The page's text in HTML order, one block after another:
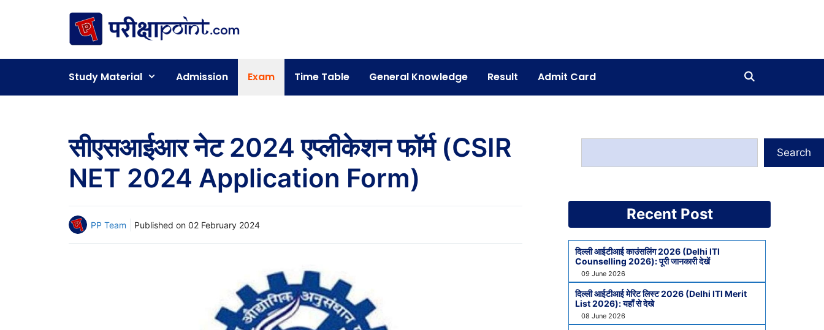
Study Material Admission Exam Time Table General Knowledge Result Admit Card
सीएसआईआर नेट 2024 एप्लीकेशन फॉर्म (CSIR
NET 2024 Application Form)
PP Team Published on 02 February 2024
Search
Recent Post
दिल्ली आईटीआई काउंसलिंग 2026 (Delhi ITI
Counselling 2026): पूरी जानकारी देखें
09 June 2026
दिल्ली आईटीआई मेरिट लिस्ट 2026 (Delhi ITI Merit
List 2026): यहाँ से देखे
08 June 2026